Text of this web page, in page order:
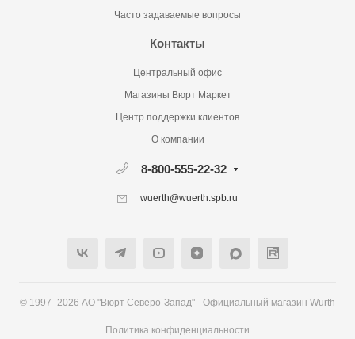
Часто задаваемые вопросы
Контакты
Центральный офис
Магазины Вюрт Маркет
Центр поддержки клиентов
О компании
8-800-555-22-32
wuerth@wuerth.spb.ru
© 1997–2026 АО "Вюрт Северо-Запад" - Официальный магазин Wurth
Политика конфиденциальности